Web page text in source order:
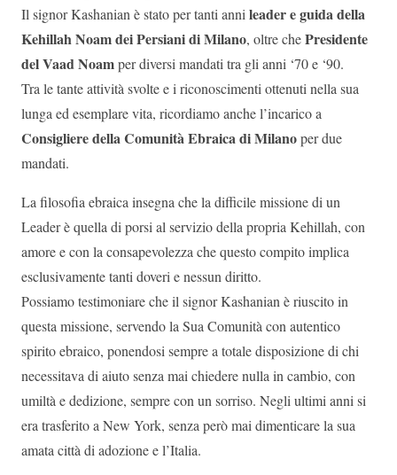
Il signor Kashanian è stato per tanti annileader e guida della
Kehillah Noam dei Persiani di Milano, oltre chePresidente
del Vaad Noamper diversi mandati tra gli anni ‘70 e ‘90.
Tra le tante attività svolte e i riconoscimenti ottenuti nella sua
lunga ed esemplare vita, ricordiamo anche l’incarico a
Consigliere della Comunità Ebraica di Milanoper due
mandati.
La filosofia ebraica insegna che la difficile missione di un
Leader è quella di porsi al servizio della propria Kehillah, con
amore e con la consapevolezza che questo compito implica
esclusivamente tanti doveri e nessun diritto.
Possiamo testimoniare che il signor Kashanian è riuscito in
questa missione, servendo la Sua Comunità con autentico
spirito ebraico, ponendosi sempre a totale disposizione di chi
necessitava di aiuto senza mai chiedere nulla in cambio, con
umiltà e dedizione, sempre con un sorriso. Negli ultimi anni si
era trasferito a New York, senza però mai dimenticare la sua
amata città di adozione e l’Italia.